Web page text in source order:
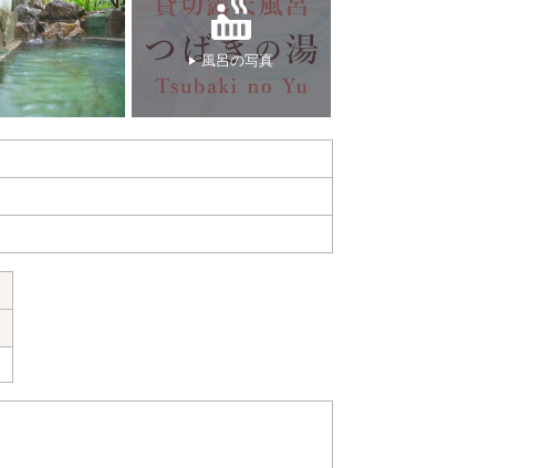
風呂の写真